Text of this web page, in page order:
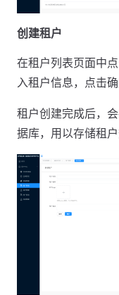
创建租户
在租户列表页面中
入租户信息，点击
租户创建完成后，
据库，用以存储租